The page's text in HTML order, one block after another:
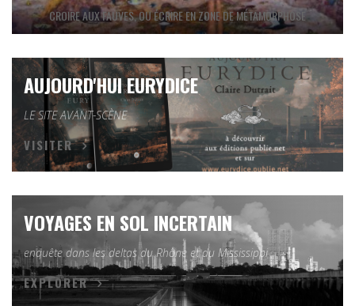
CROIRE AUX FAUVES, OU ÉCRIRE EN ZONE DE MÉTAMORPHOSE
AUJOURD'HUI EURYDICE
LE SITE AVANT-SCÈNE
VISITER
VOYAGES EN SOL INCERTAIN
enquête dans les deltas du Rhône et du Mississippi
EXPLORER